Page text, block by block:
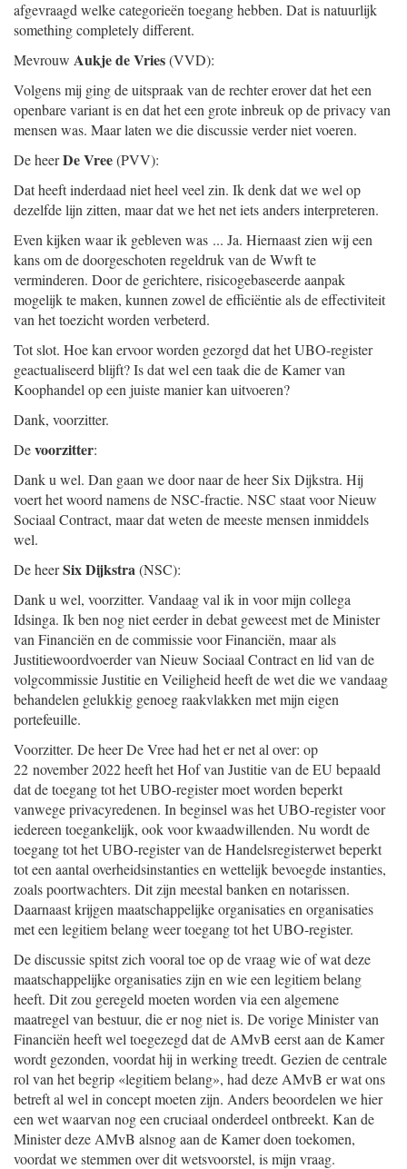
afgevraagd welke categorieën toegang hebben. Dat is natuurlijk
something completely different.
Mevrouw Aukje de Vries(VVD):
Volgens mij ging de uitspraak van de rechter erover dat het een
openbare variant is en dat het een grote inbreuk op de privacy van
mensen was. Maar laten we die discussie verder niet voeren.
De heerDe Vree(PVV):
Dat heeft inderdaad niet heel veel zin. Ik denk dat we wel op
dezelfde lijn zitten, maar dat we het net iets anders interpreteren.
Even kijken waar ik gebleven was ... Ja. Hiernaast zien wij een
kans om de doorgeschoten regeldruk van de Wwft te
verminderen. Door de gerichtere, risicogebaseerde aanpak
mogelijk te maken, kunnen zowel de efficiëntie als de effectiviteit
van het toezicht worden verbeterd.
Tot slot. Hoe kan ervoor worden gezorgd dat het UBO-register
geactualiseerd blijft? Is dat wel een taak die de Kamer van
Koophandel op een juiste manier kan uitvoeren?
Dank, voorzitter.
Devoorzitter:
Dank u wel. Dan gaan we door naar de heer Six Dijkstra. Hij
voert het woord namens de NSC-fractie. NSC staat voor Nieuw
Sociaal Contract, maar dat weten de meeste mensen inmiddels
wel.
De heerSix Dijkstra(NSC):
Dank u wel, voorzitter. Vandaag val ik in voor mijn collega
Idsinga. Ik ben nog niet eerder in debat geweest met de Minister
van Financiën en de commissie voor Financiën, maar als
Justitiewoordvoerder van Nieuw Sociaal Contract en lid van de
volgcommissie Justitie en Veiligheid heeft de wet die we vandaag
behandelen gelukkig genoeg raakvlakken met mijn eigen
portefeuille.
Voorzitter. De heer De Vree had het er net al over: op
22 november 2022 heeft het Hof van Justitie van de EU bepaald
dat de toegang tot het UBO-register moet worden beperkt
vanwege privacyredenen. In beginsel was het UBO-register voor
iedereen toegankelijk, ook voor kwaadwillenden. Nu wordt de
toegang tot het UBO-register van de Handelsregisterwet beperkt
tot een aantal overheidsinstanties en wettelijk bevoegde instanties,
zoals poortwachters. Dit zijn meestal banken en notarissen.
Daarnaast krijgen maatschappelijke organisaties en organisaties
met een legitiem belang weer toegang tot het UBO-register.
De discussie spitst zich vooral toe op de vraag wie of wat deze
maatschappelijke organisaties zijn en wie een legitiem belang
heeft. Dit zou geregeld moeten worden via een algemene
maatregel van bestuur, die er nog niet is. De vorige Minister van
Financiën heeft wel toegezegd dat de AMvB eerst aan de Kamer
wordt gezonden, voordat hij in werking treedt. Gezien de centrale
rol van het begrip «legitiem belang», had deze AMvB er wat ons
betreft al wel in concept moeten zijn. Anders beoordelen we hier
een wet waarvan nog een cruciaal onderdeel ontbreekt. Kan de
Minister deze AMvB alsnog aan de Kamer doen toekomen,
voordat we stemmen over dit wetsvoorstel, is mijn vraag.